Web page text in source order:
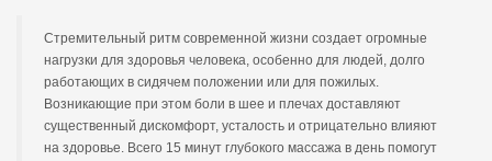
Стремительный ритм современной жизни создает огромные
нагрузки для здоровья человека, особенно для людей, долго
работающих в сидячем положении или для пожилых.
Возникающие при этом боли в шее и плечах доставляют
существенный дискомфорт, усталость и отрицательно влияют
на здоровье. Всего 15 минут глубокого массажа в день помогут